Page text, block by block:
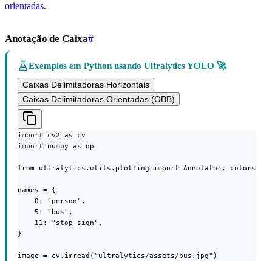
orientadas.
Anotação de Caixa#
Exemplos em Python usando Ultralytics YOLO 🚀
Caixas Delimitadoras Horizontais
Caixas Delimitadoras Orientadas (OBB)
import cv2 as cv
import numpy as np
from ultralytics.utils.plotting import Annotator, colors
names = {
    0: "person",
    5: "bus",
    11: "stop sign",
}
image = cv.imread("ultralytics/assets/bus.jpg")